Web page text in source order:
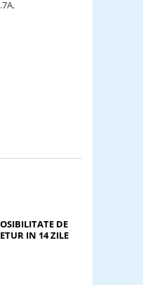
DE
IN 14 ZILE